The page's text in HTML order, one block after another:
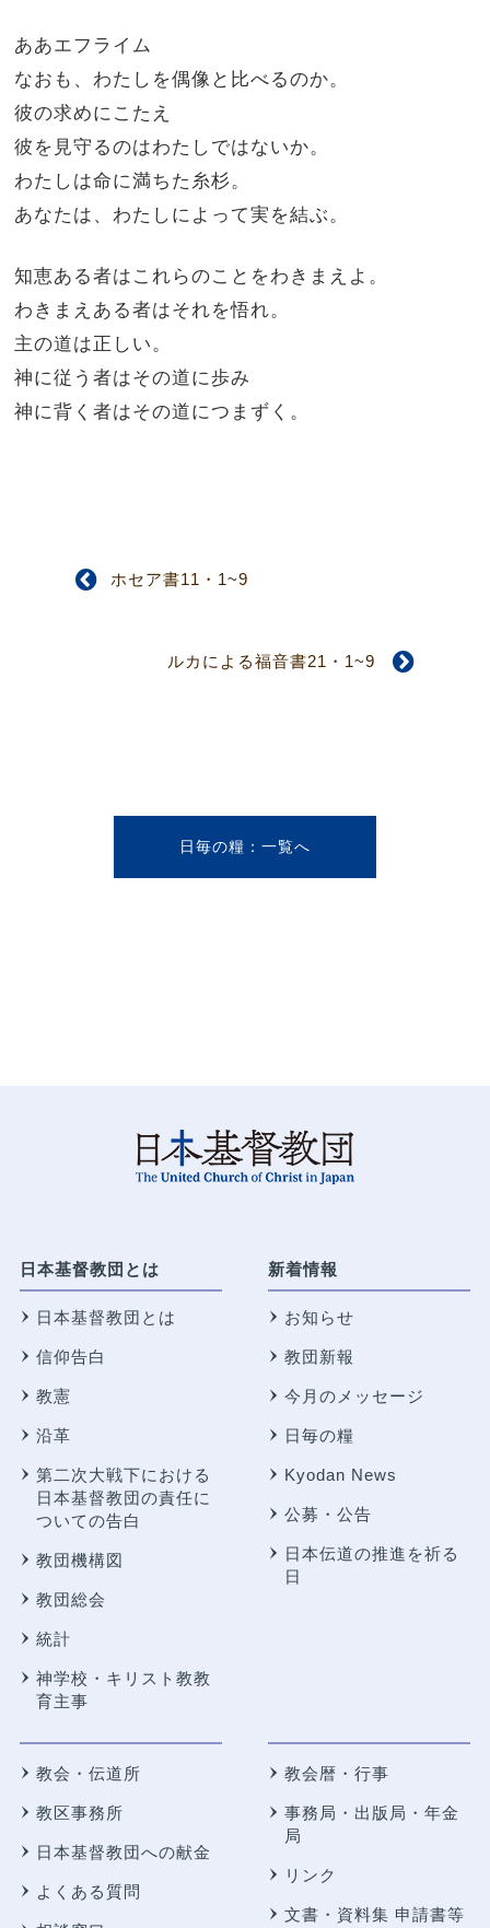
ああエフライム
なおも、わたしを偶像と比べるのか。
彼の求めにこたえ
彼を見守るのはわたしではないか。
わたしは命に満ちた糸杉。
あなたは、わたしによって実を結ぶ。
知恵ある者はこれらのことをわきまえよ。
わきまえある者はそれを悟れ。
主の道は正しい。
神に従う者はその道に歩み
神に背く者はその道につまずく。
ホセア書11・1~9
ルカによる福音書21・1~9
日毎の糧
日本基督教団とは
日本基督教団とは
信仰告白
教憲
沿革
第二次大戦下における
日本基督教団の責任に
ついての告白
教団機構図
教団総会
統計
神学校・キリスト教教
育主事
新着情報
お知らせ
教団新報
今月のメッセージ
日毎の糧
Kyodan News
公募・公告
日本伝道の推進を祈る
日
教会・伝道所
教区事務所
日本基督教団への献金
よくある質問
教会暦・行事
事務局・出版局・年金
局
リンク
文書・資料集 申請書等